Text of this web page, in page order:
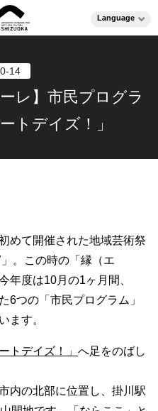
Language
14
レ】市民プログラ
トデイズ！」
めて開催された地域芸術祭
。この時の「縁（エ
年度は10月の1ヶ月間、
6つの「市民プログラム」
ます。
トデイズ！」 へ足をのばし
内の北部に位置し、掛川駅